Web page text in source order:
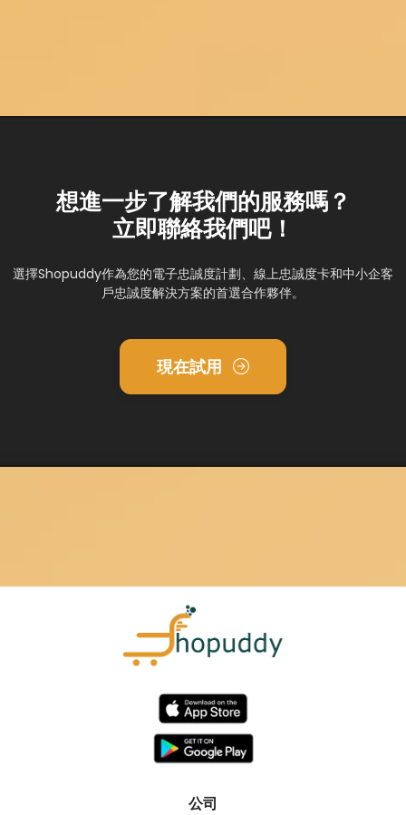
想進一步了解我們的服務嗎？
立即聯絡我們吧！
選擇Shopuddy作為您的電子忠誠度計劃、線上忠誠度卡和中小企客
戶忠誠度解決方案的首選合作夥伴。
現在試用
公司